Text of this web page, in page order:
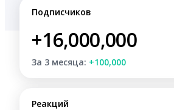
Подписчиков
+16,000,000
За 3 месяца: +100,000
Реакций